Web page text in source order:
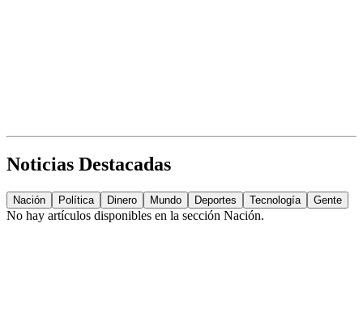
Noticias Destacadas
Nación Política Dinero Mundo Deportes Tecnología Gente
No hay artículos disponibles en la sección Nación.